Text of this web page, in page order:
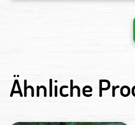
Ähnliche